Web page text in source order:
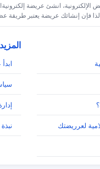
انشئ عريضة
فإن إنشائك عريضة يعتبر طريقة
لعرريضتك
المزيد